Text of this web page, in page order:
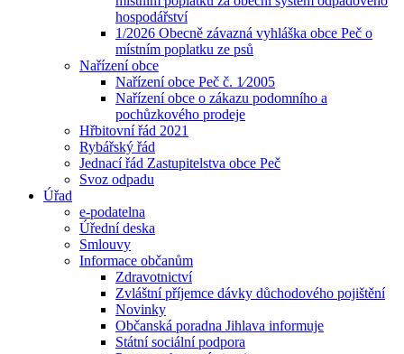
hospodářství
1/2026 Obecně závazná vyhláška obce Peč o
místním poplatku ze psů
Nařízení obce
Nařízení obce Peč č. 1⁄2005
Nařízení obce o zákazu podomního a
pochůzkového prodeje
Hřbitovní řád 2021
Rybářský řád
Jednací řád Zastupitelstva obce Peč
Svoz odpadu
Úřad
e-podatelna
Úřední deska
Smlouvy
Informace občanům
Zdravotnictví
Zvláštní příjemce dávky důchodového pojištění
Novinky
Občanská poradna Jihlava informuje
Státní sociální podpora